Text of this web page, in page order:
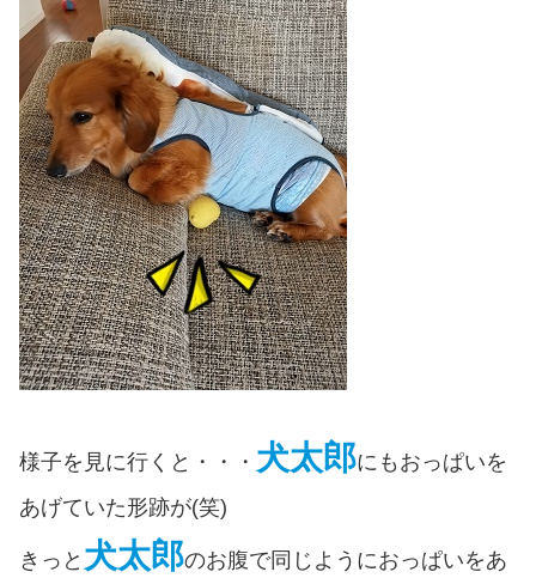
様子を見に行くと・・・ 犬太郎にもおっぱいを
あげていた形跡が(笑)
きっと 犬太郎のお腹で同じようにおっぱいをあ